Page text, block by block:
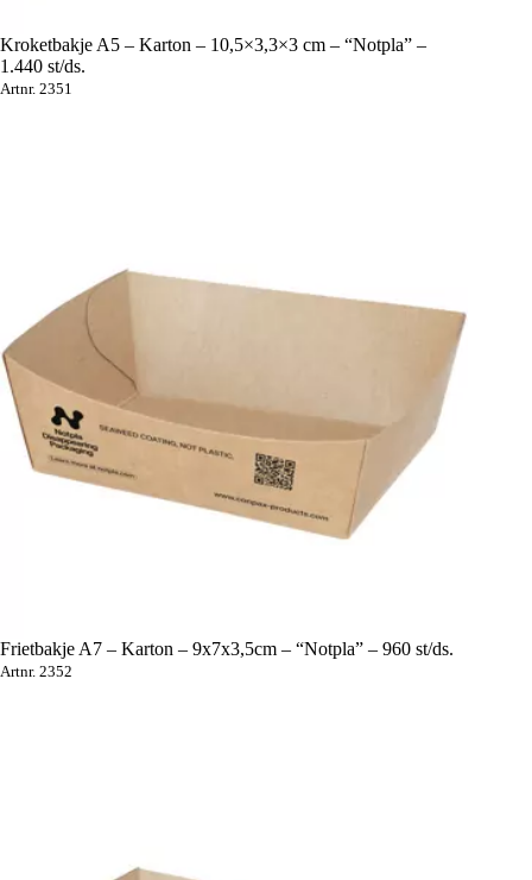
Kroketbakje A5 – Karton – 10,5×3,3×3 cm – “Notpla” –
1.440 st/ds.
Artnr. 2351
Frietbakje A7 – Karton – 9x7x3,5cm – “Notpla” – 960 st/ds.
Artnr. 2352